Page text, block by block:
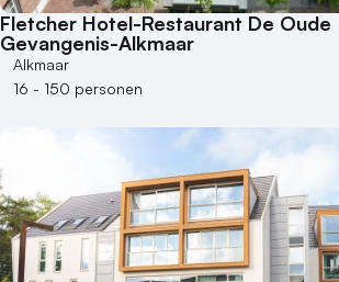
250 - 500 personen
500+ personen
Bijzondere locaties
Groene locatie
Heisessie
Hotel
Hybride events
Fletcher Hotel-Restaurant De Oude
Gevangenis-Alkmaar
Alkmaar
16 - 150 personen